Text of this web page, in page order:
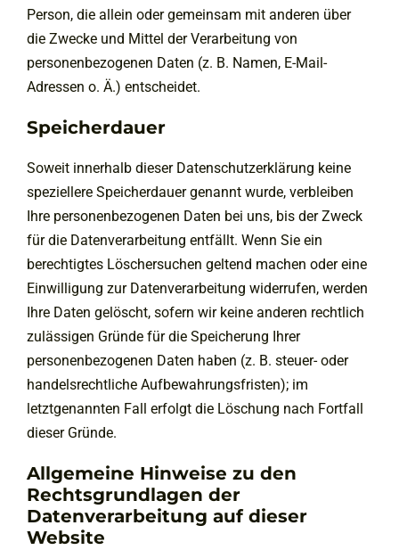
Person, die allein oder gemeinsam mit anderen über
die Zwecke und Mittel der Verarbeitung von
personenbezogenen Daten (z. B. Namen, E-Mail-
Adressen o. Ä.) entscheidet.
Speicherdauer
Soweit innerhalb dieser Datenschutzerklärung keine
speziellere Speicherdauer genannt wurde, verbleiben
Ihre personenbezogenen Daten bei uns, bis der Zweck
für die Datenverarbeitung entfällt. Wenn Sie ein
berechtigtes Löschersuchen geltend machen oder eine
Einwilligung zur Datenverarbeitung widerrufen, werden
Ihre Daten gelöscht, sofern wir keine anderen rechtlich
zulässigen Gründe für die Speicherung Ihrer
personenbezogenen Daten haben (z. B. steuer- oder
handelsrechtliche Aufbewahrungsfristen); im
letztgenannten Fall erfolgt die Löschung nach Fortfall
dieser Gründe.
Allgemeine Hinweise zu den
Rechtsgrundlagen der
Datenverarbeitung auf dieser
Website